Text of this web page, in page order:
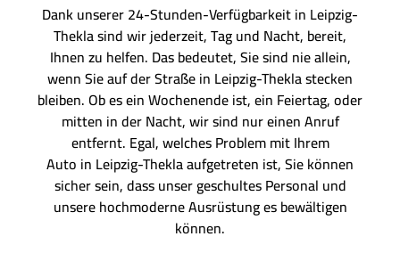
Dank unserer 24-Stunden-Verfügbarkeit in Leipzig-
Thekla sind wir jederzeit, Tag und Nacht, bereit,
Ihnen zu helfen. Das bedeutet, Sie sind nie allein,
wenn Sie auf der Straße in Leipzig-Thekla stecken
bleiben. Ob es ein Wochenende ist, ein Feiertag, oder
mitten in der Nacht, wir sind nur einen Anruf
entfernt. Egal, welches Problem mit Ihrem
Auto in Leipzig-Thekla aufgetreten ist, Sie können
sicher sein, dass unser geschultes Personal und
unsere hochmoderne Ausrüstung es bewältigen
können.